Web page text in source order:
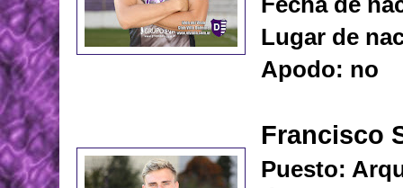
Lugar de
Apodo: no
Francisco
Puesto: